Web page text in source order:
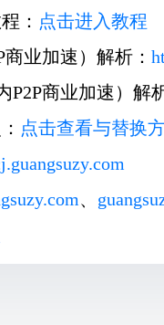
： 点击进入教程
业加速）解析：
P2P商业加速）解
点击查看与替换
、